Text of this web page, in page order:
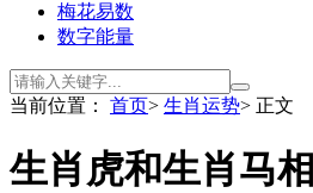
梅花易数
数字能量
当前位置： 首页> 生肖运势> 正文
生肖虎和生肖马